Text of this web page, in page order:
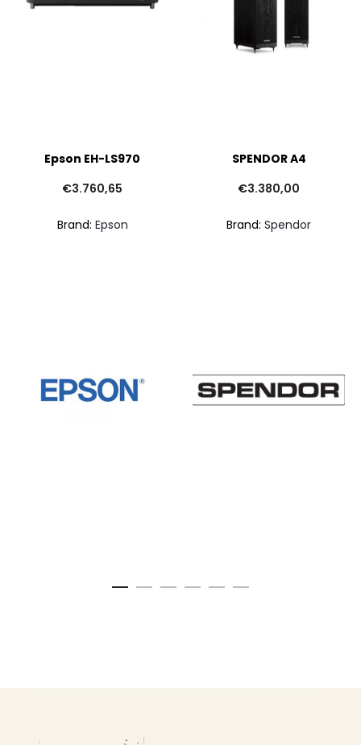
Epson EH-LS970
€3.760,65
Brand: Epson
SPENDOR A4
€3.380,00
Brand: Spendor